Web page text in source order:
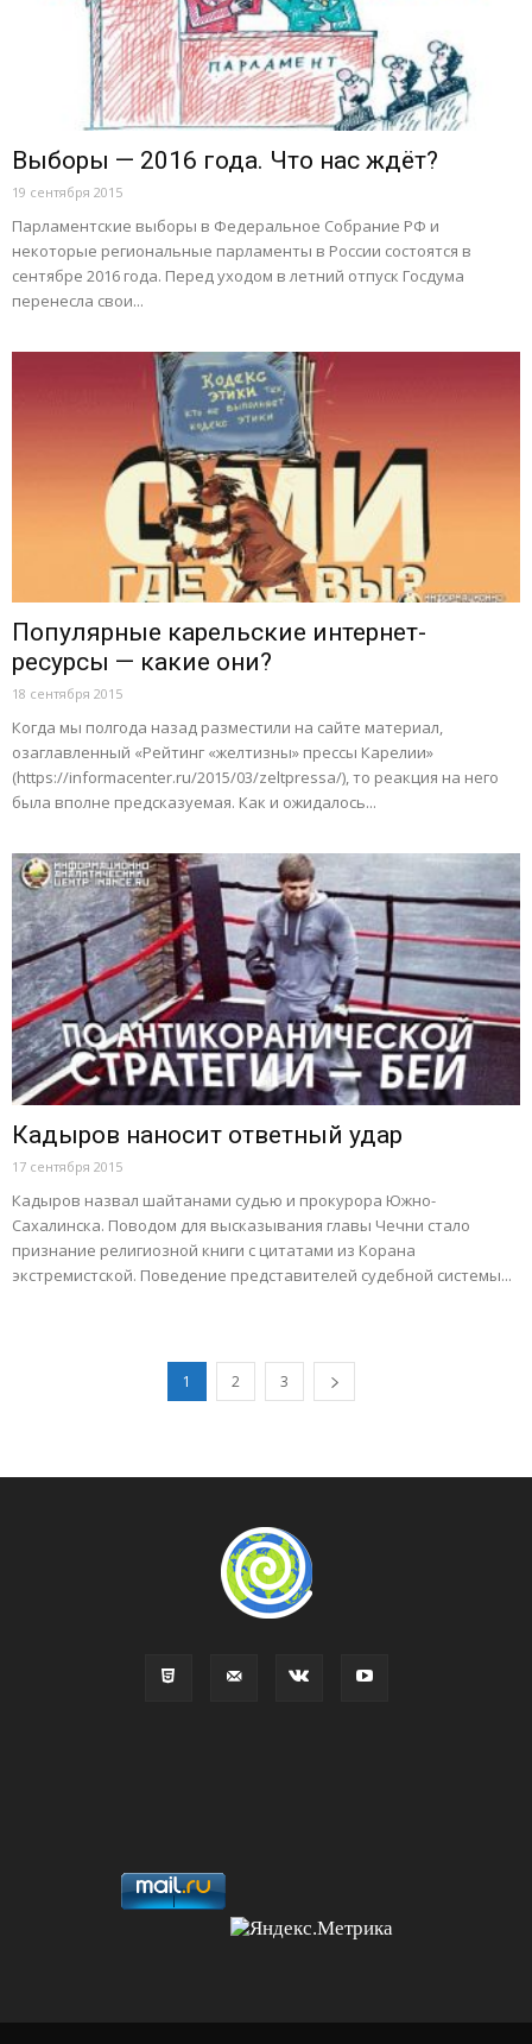
Выборы — 2016 года. Что нас ждёт?
19 сентября 2015
Парламентские выборы в Федеральное Собрание РФ и
некоторые региональные парламенты в России состоятся в
сентябре 2016 года. Перед уходом в летний отпуск Госдума
перенесла свои...
Популярные карельские интернет-
ресурсы — какие они?
18 сентября 2015
Когда мы полгода назад разместили на сайте материал,
озаглавленный «Рейтинг «желтизны» прессы Карелии»
(https://informacenter.ru/2015/03/zeltpressa/), то реакция на него
была вполне предсказуемая. Как и ожидалось...
Кадыров наносит ответный удар
17 сентября 2015
Кадыров назвал шайтанами судью и прокурора Южно-
Сахалинска. Поводом для высказывания главы Чечни стало
признание религиозной книги с цитатами из Корана
экстремистской. Поведение представителей судебной системы...
1 2 3